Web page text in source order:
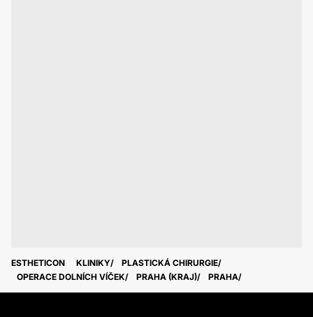
ESTHETICON KLINIKY
PLASTICKÁ CHIRURGIE
OPERACE DOLNÍCH VÍČEK
PRAHA (KRAJ) PRAHA